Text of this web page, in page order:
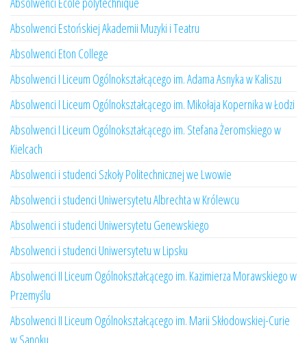
Absolwenci Estońskiej Akademii Muzyki i Teatru
Absolwenci Eton College
Absolwenci I Liceum Ogólnokształcącego im. Adama Asnyka w Kaliszu
Absolwenci I Liceum Ogólnokształcącego im. Mikołaja Kopernika w Łodzi
Absolwenci I Liceum Ogólnokształcącego im. Stefana Żeromskiego w
Kielcach
Absolwenci i studenci Szkoły Politechnicznej we Lwowie
Absolwenci i studenci Uniwersytetu Albrechta w Królewcu
Absolwenci i studenci Uniwersytetu Genewskiego
Absolwenci i studenci Uniwersytetu w Lipsku
Absolwenci II Liceum Ogólnokształcącego im. Kazimierza Morawskiego w
Przemyślu
Absolwenci II Liceum Ogólnokształcącego im. Marii Skłodowskiej-Curie
w Sanoku